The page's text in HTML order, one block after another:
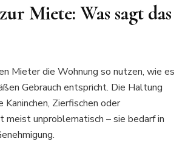
Miete: Was sagt das
Mieter die Wohnung so nutzen, wie es
Gebrauch entspricht. Die Haltung
Zierfischen oder
unproblematisch – sie bedarf in